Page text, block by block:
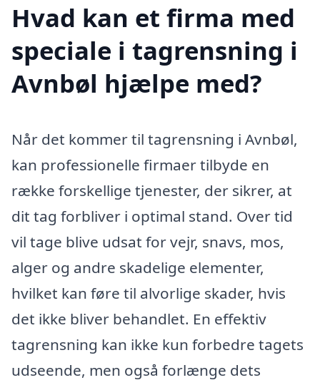
Hvad kan et firma med
speciale i tagrensning i
Avnbøl hjælpe med?
Når det kommer til tagrensning i Avnbøl,
kan professionelle firmaer tilbyde en
række forskellige tjenester, der sikrer, at
dit tag forbliver i optimal stand. Over tid
vil tage blive udsat for vejr, snavs, mos,
alger og andre skadelige elementer,
hvilket kan føre til alvorlige skader, hvis
det ikke bliver behandlet. En effektiv
tagrensning kan ikke kun forbedre tagets
udseende, men også forlænge dets